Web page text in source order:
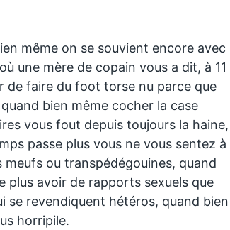
même on se souvient encore avec
une mère de copain vous a dit, à 11
de faire du foot torse nu parce que
bien même cocher la case
vous fout depuis toujours la haine,
passe plus vous ne vous sentez à
meufs ou transpédégouines, quand
plus avoir de rapports sexuels que
se revendiquent hétéros, quand bien
horripile.